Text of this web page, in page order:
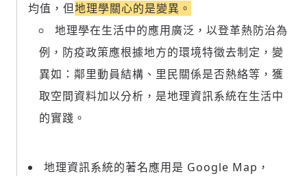
均值，但地理學關心的是變異。
地理學在生活中的應用廣泛，以登革熱防治為
例，防疫政策應根據地方的環境特徵去制定，變
異如：鄰里動員結構、里民關係是否熱絡等，獲
取空間資料加以分析，是地理資訊系統在生活中
的實踐。
地理資訊系統的著名應用是 Google Map，